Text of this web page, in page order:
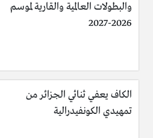
والبطولات العالمية والقارية لموسم
2026-2027
الكاف يعفي ثنائي الجزائر من
تمهيدي الكونفيدرالية